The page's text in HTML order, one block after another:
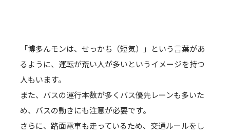
「博多んモンは、せっかち（短気）」という言葉があ
るように、運転が荒い人が多いというイメージを持つ
人もいます。
また、バスの運行本数が多くバス優先レーンも多いた
め、バスの動きにも注意が必要です。
さらに、路面電車も走っているため、交通ルールをし